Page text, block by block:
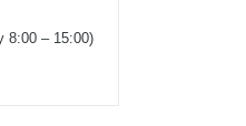
8:00 – 15:00)